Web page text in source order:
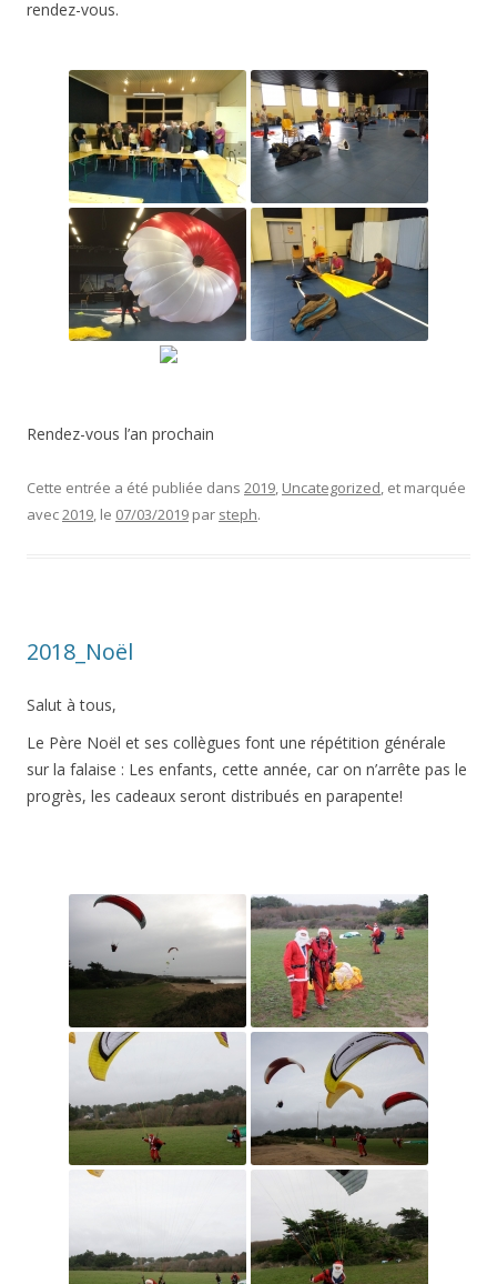
rendez-vous.
Rendez-vous l’an prochain
Cette entrée a été publiée dans 2019, Uncategorized, et marquée
avec2019, le 07/03/2019 par steph.
2018_Noël
Salut à tous,
Le Père Noël et ses collègues font une répétition générale
sur la falaise : Les enfants, cette année, car on n’arrête pas le
progrès, les cadeaux seront distribués en parapente!